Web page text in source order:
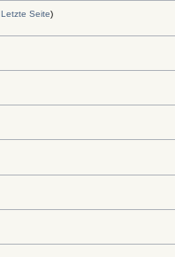
Letzte Seite)